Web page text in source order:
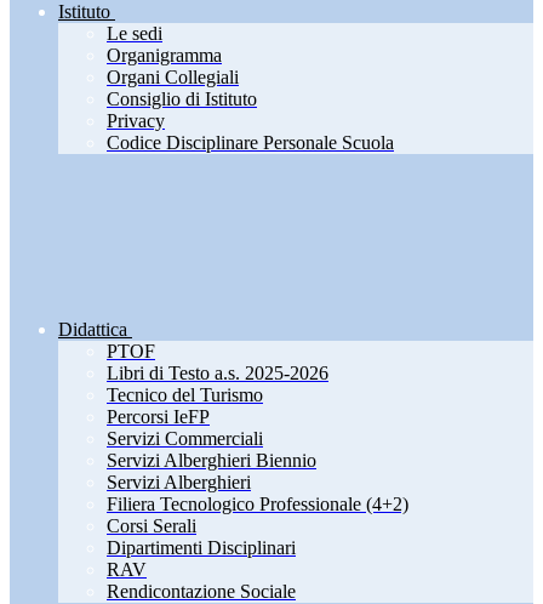
Istituto
Le sedi
Organigramma
Organi Collegiali
Consiglio di Istituto
Privacy
Codice Disciplinare Personale Scuola
Didattica
PTOF
Libri di Testo a.s. 2025-2026
Tecnico del Turismo
Percorsi IeFP
Servizi Commerciali
Servizi Alberghieri Biennio
Servizi Alberghieri
Filiera Tecnologico Professionale (4+2)
Corsi Serali
Dipartimenti Disciplinari
RAV
Rendicontazione Sociale